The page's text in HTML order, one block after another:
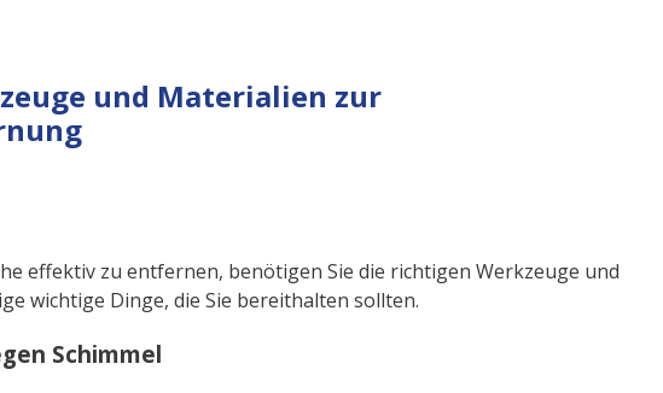
und Materialien zur
effektiv zu entfernen, benötigen Sie die richtigen Werkzeuge und
wichtige Dinge, die Sie bereithalten sollten.
Schimmel